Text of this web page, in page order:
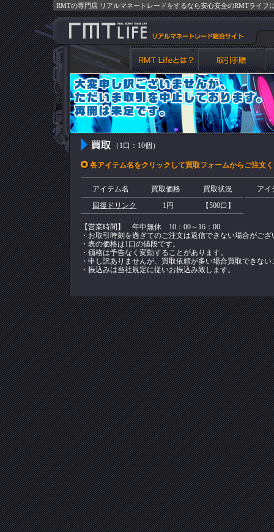
RMTの専門店 リアルマネートレードをするなら安心安全のRMTライフ
（1口：10個）
各アイテム名をクリックして買取フォームからご注文
アイテム名 買取価格
買取状況
回復ドリンク
1円 【500口】
アイ
【営業時間】 年中無休 10：00～16：00
・お取引時刻を過ぎてのご注文は返信できない場合がご
・表の価格は1口の値段です。
・価格は予告なく変動することがあります。
・申し訳ありませんが、買取依頼が多い場合買取できな
・振込みは当社規定に従いお振込み致します。